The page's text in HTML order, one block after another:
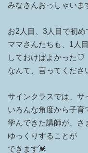
みなさんおっしゃいま
お2人目、3人目で初
ママさんたちも、1人
しておけばよかった♡
なんて、言ってくださ
サインクラスでは、サ
いろんな角度から子育
学んできた講師が、さ
ゆっくりすることが
できます💓